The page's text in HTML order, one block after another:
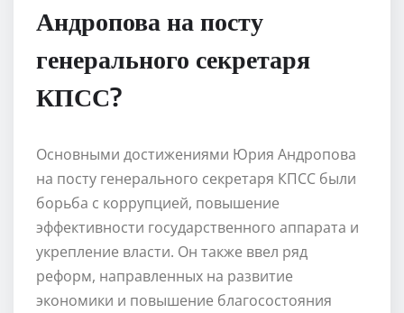
Андропова на посту
генерального секретаря
КПСС?
Основными достижениями Юрия Андропова
на посту генерального секретаря КПСС были
борьба с коррупцией, повышение
эффективности государственного аппарата и
укрепление власти. Он также ввел ряд
реформ, направленных на развитие
экономики и повышение благосостояния